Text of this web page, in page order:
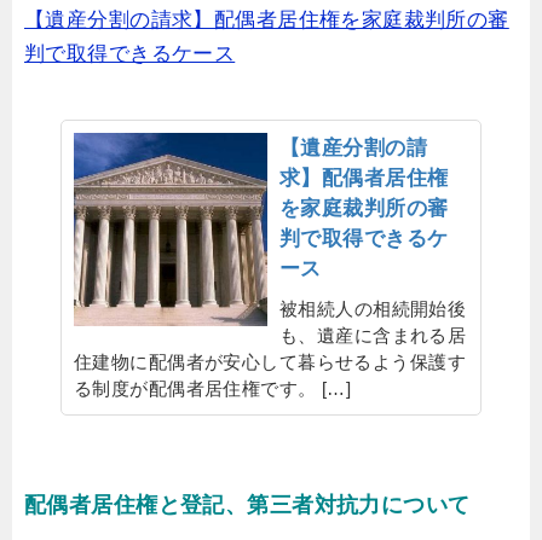
【遺産分割の請求】配偶者居住権を家庭裁判所の審
判で取得できるケース
【遺産分割の請
求】配偶者居住権
を家庭裁判所の審
判で取得できるケ
ース
被相続人の相続開始後
も、遺産に含まれる居
住建物に配偶者が安心して暮らせるよう保護す
る制度が配偶者居住権です。 […]
配偶者居住権と登記、第三者対抗力について